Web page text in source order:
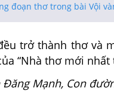
đoạn thơ trong bài Vội
trở thành thơ và
“Nhà thơ mới
Đăng Mạnh, Con